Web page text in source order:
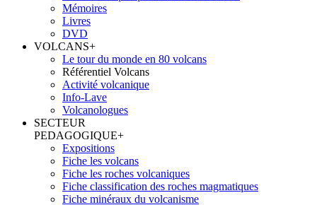
Mémoires
Livres
DVD
VOLCANS+
Le tour du monde en 80 volcans
Référentiel Volcans
Activité volcanique
Info-Lave
Volcanologues
SECTEUR
PEDAGOGIQUE+
Expositions
Fiche les volcans
Fiche les roches volcaniques
Fiche classification des roches magmatiques
Fiche minéraux du volcanisme